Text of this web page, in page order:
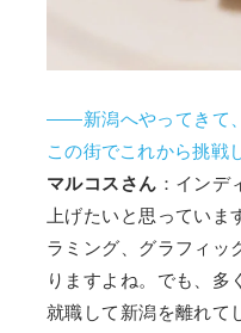
――新潟へやってきて
この街でこれから挑戦
マルコスさん ：インデ
上げたいと思ってい
ラミング、グラフィッ
りますよね。でも、多
就職して新潟を離れて